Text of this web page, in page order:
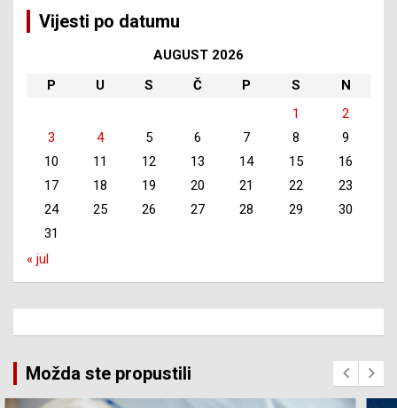
Vijesti po datumu
AUGUST 2026
P
U S Č P S
N
1
2
3
4 5 6 7 8
9
10
11 12 13 14 15
16
17
18 19 20 21 22
23
24
25 26 27 28 29
30
31
« jul
Možda ste propustili